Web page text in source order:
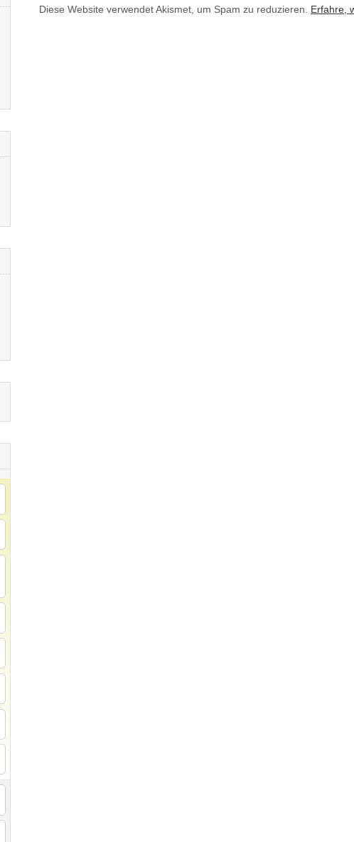
Diese Website verwendet Akismet, um Spam zu reduzieren. Erfahre,